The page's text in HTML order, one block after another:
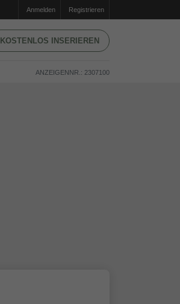
Anmelden Registrieren
KOSTENLOS INSERIEREN
ANZEIGENNR.: 2307100